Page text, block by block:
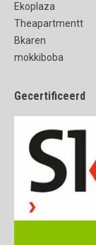
Ekoplaza
Theapartmentt
Bkaren
mokkiboba
Gecertificeerd